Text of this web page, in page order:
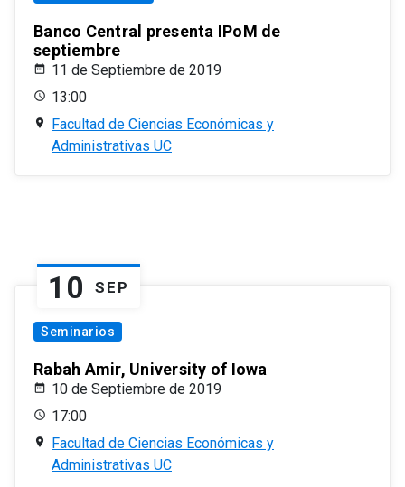
Banco Central presenta IPoM de
septiembre
11 de Septiembre de 2019
13:00
Facultad de Ciencias Económicas y
Administrativas UC
10 SEP
Seminarios
Rabah Amir, University of Iowa
10 de Septiembre de 2019
17:00
Facultad de Ciencias Económicas y
Administrativas UC